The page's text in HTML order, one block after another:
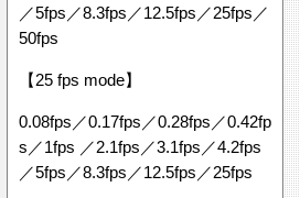
／5fps／8.3fps／12.5fps／25fps／
50fps
【25 fps mode】
0.08fps／0.17fps／0.28fps／0.42fp
s／1fps ／2.1fps／3.1fps／4.2fps
／5fps／8.3fps／12.5fps／25fps